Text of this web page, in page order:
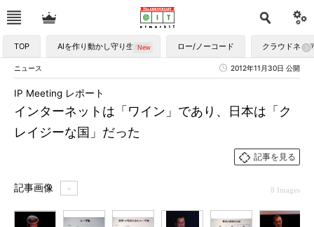
TOP AIを作り動かし守り生かす ロー/ノーコード クラウドネイ
ニュース 2012年11月30日 公開
インターネットは「ワイン」であり、日本は「ク
レイジーな国」だった
IP Meeting レポート
記事を見る
記事画像 ＋ 8 Images